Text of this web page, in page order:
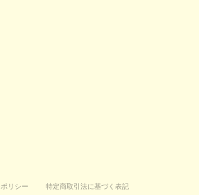
リシー 特定商取引法に基づく表記